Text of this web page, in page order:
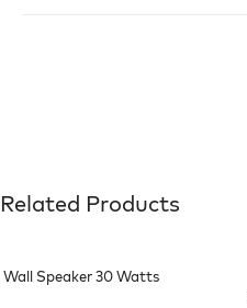
Related Products
Wall Speaker 30 Watts